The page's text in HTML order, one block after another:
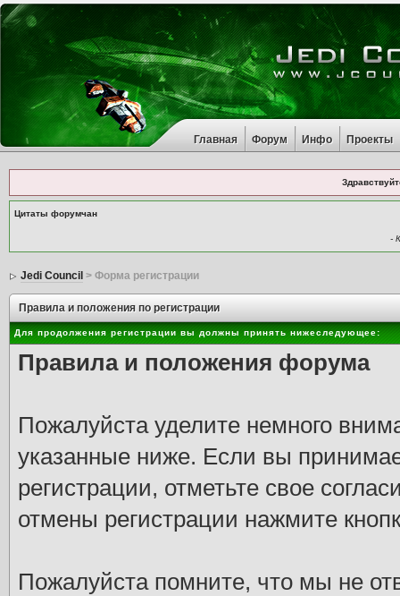
Главная Форум Инфо Проекты
Цитаты форумчан
-
Jedi Council > Форма регистрации
Правила и положения по регистрации
Для продолжения регистрации вы должны принять нижеследующее:
Правила и положения форума
Пожалуйста уделите немного
указанные ниже. Если вы
регистрации, отметьте свое
отмены регистрации нажмите
Пожалуйста помните, что мы не